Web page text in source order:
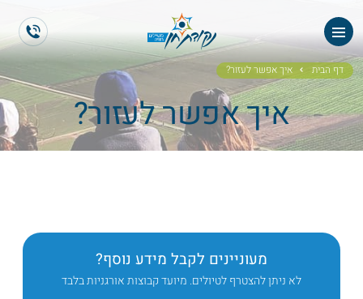
דף הבית איך אפשר לעזור?
איך אפשר לעזור?
מעוניינים לקבל מידע נוסף?
לא ניתן להצטרף לטיולים. מיועד קבוצות אורגניות בלבד
ראשי
אודותנו
טיולי תיירים
הטיולים שלנו
גלריית וידאו
ממליצים
EN
ES